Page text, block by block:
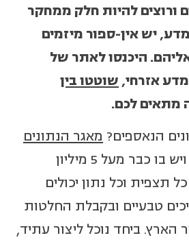
ורוצים להיות חלק ממחקר
יש אין-ספור מיזמים
היכנסו לאתר של
אזרחי, שוטטו בין
מתאים לכם.
הנאספים? מאגר הנתונים
פתוח לכולם, ויש בו כבר מעל 5 מיליון
תצפית וכל נתון יכולים
טבעיים ובקבלת החלטות
הארץ. ביחד נוכל ליצור עתיד,